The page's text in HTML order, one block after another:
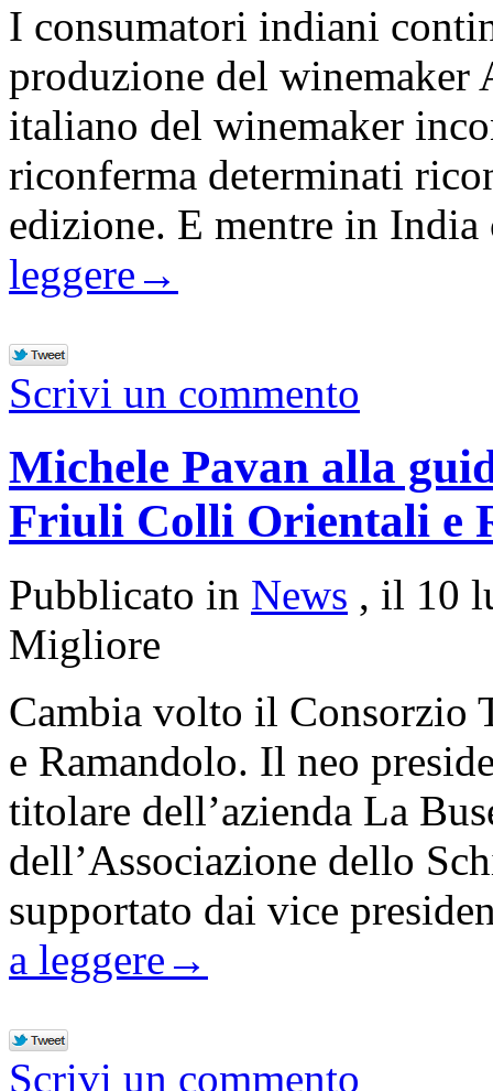
I consumatori indiani
produzione del winemaker
italiano del winemaker
riconferma determinati
edizione. E mentre in
leggere →
Scrivi un commento
Michele Pavan alla
Friuli Colli Orientali e
Pubblicato in News , il 10
Migliore
Cambia volto il
e Ramandolo. Il neo
titolare dell’azienda La
dell’Associazione dello
supportato dai vice
a leggere →
Scrivi un commento